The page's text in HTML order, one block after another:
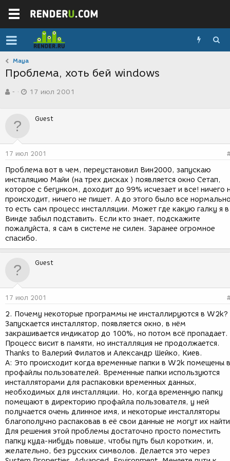
Maya
Проблема, хоть бей windows
в
р
м
-
а
д
н
и
я
17 июл 2001
Guest
17 июл 2001
Проблема вот в чем, переустановил Вин2000, запускаю
инсталяцию Майи (на трех дисках ) появляется окно Сетап,
которое с бегунком, доходит до 99% исчезает и все! ничего
происходит, ничего не пишет. А до этого было все
то есть сам процесс инсталляции. Может где какую галку я в
Винде забыл подставить. Если кто знает, подскажите
пожалуйста, я сам в системе не силен. Заранее огромное
спасибо.
Guest
17 июл 2001
2. Почему некоторые программы не инсталлируются в W2k?
Запускается инсталлятор, появляется окно, в нём
закрашивается индикатор до 100%, но потом всё пропадает.
Процесс висит в памяти, но инсталляция не продолжается.
Thanks to Валерий Филатов и Александр Шейко, Киев.
А: Это происходит когда временные папки в W2k помещены в
профайлы пользователей. Временные папки используются
инсталляторами для распаковки временных данных,
необходимых для инсталляции. Но, когда временную папку
помещают в директорию профайла пользователя, у ней
получается очень длинное имя, и некоторые инсталляторы
благополучно распаковав в её свои данные не могут их
Для решения этой проблемы достаточно просто поместить
папку куда-нибудь повыше, чтобы путь был коротким, и,
желательно, без русских символов. Делается это через